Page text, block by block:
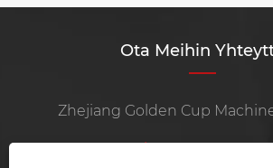
Ota Meihin
Zhejiang Golden Cup